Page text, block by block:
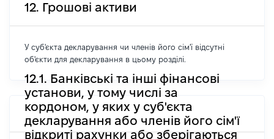
12. Грошові активи
У суб'єкта декларування чи членів його сім'ї відсутні
об'єкти для декларування в цьому розділі.
12.1. Банківські та інші фінансові
установи, у тому числі за
кордоном, у яких у суб'єкта
декларування або членів його сім'ї
відкриті рахунки або зберігаються